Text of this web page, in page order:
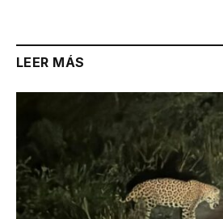
LEER MÁS